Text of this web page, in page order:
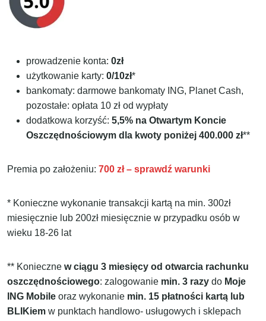
prowadzenie konta:0zł
użytkowanie karty:0/10zł*
bankomaty: darmowe bankomaty ING, Planet Cash,
pozostałe: opłata 10 zł od wypłaty
dodatkowa korzyść:5,5% na Otwartym Koncie
Oszczędnościowym dla kwoty poniżej 400.000 zł**
Premia po założeniu:700 zł – sprawdź warunki
* Konieczne wykonanie transakcji kartą na min. 300zł
miesięcznie lub 200zł miesięcznie w przypadku osób w
wieku 18-26 lat
** Koniecznew ciągu 3 miesięcy od otwarcia rachunku
oszczędnościowego: zalogowanie min. 3 razy do Moje
ING Mobile oraz wykonanie min. 15 płatności kartą lub
BLIKiem w punktach handlowo- usługowych i sklepach